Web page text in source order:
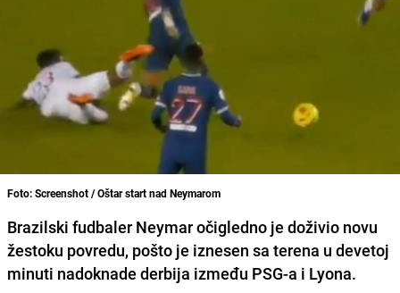
Foto: Screenshot / Oštar start nad Neymarom
Brazilski fudbaler Neymaročigledno je doživio novu
žestoku povredu, pošto je iznesen sa terena u devetoj
minuti nadoknade derbija između PSG-a i Lyona.